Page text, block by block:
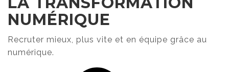
NUMÉRIQUE
Recruter mieux, plus vite et en équipe grâce au
numérique.